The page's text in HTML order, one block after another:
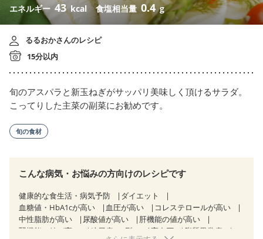
エネルギー 43 kcal 食塩相当量 0.4 g
るるおかさんのレシピ
15分以内
旬のアスパラと新玉ねぎがサッパリ美味しく頂けるサラダ。
こってりした主菜の副菜にお勧めです。
旬の食材
こんな病気・お悩みの方向けのレシピです
健康的な食生活・病気予防
ダイエット
血糖値・HbA1cが高い
血圧が高い
コレステロールが高い
中性脂肪が高い
尿酸値が高い
肝機能の値が高い
腎機能の値が高い
糖尿病（2型） 高血圧
脂質異常症